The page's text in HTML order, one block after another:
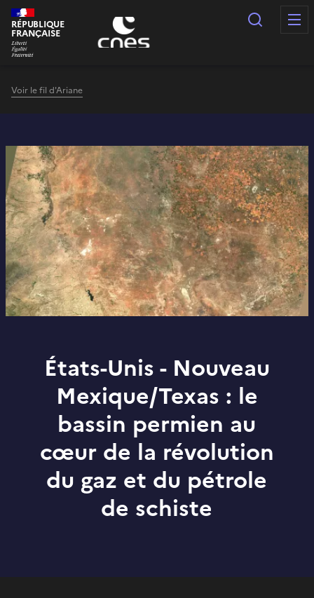
Panneau de gestion des cookies
RÉPUBLIQUE
FRANÇAISE
Voir le fil d'Ariane
États-Unis - Nouveau
Mexique/Texas : le
bassin permien au
cœur de la révolution
du gaz et du pétrole
de schiste